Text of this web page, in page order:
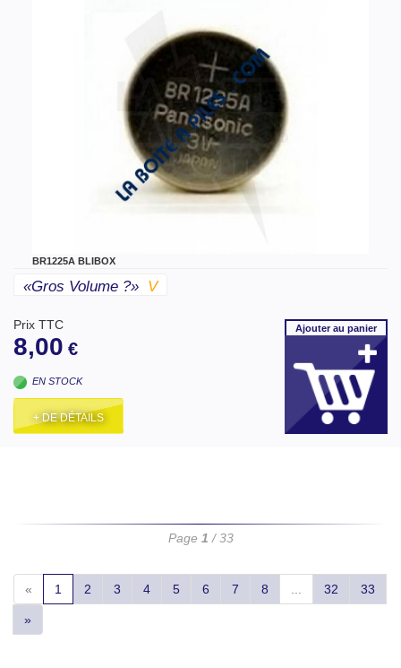
BR1225A BLIBOX
«gros Volume ?» V
Prix TTC
8,00 €
EN STOCK
+ DE DÉTAILS
Ajouterau panier
Page 1 / 33
« 1 2 3 4 5 6 7 8 32 33
»